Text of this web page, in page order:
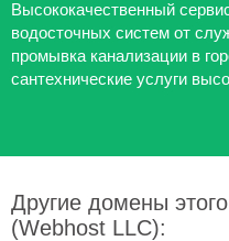
Высококачественный
водосточных систем от
промывка канализации в
сантехнические услуги
Другие домены
(Webhost LLC):